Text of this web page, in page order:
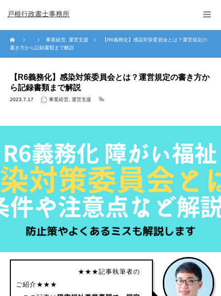
戸根行政書士事務所
事業経営 運営支援
【R6義務化】感染対策委員会とは？運営規定の
書き方から記録書類まで解説
【R6義務化】感染対策委員会とは？運営規定の書き方か
ら記録書類まで解説
2023.7.17 事業経営 運営支援
★★★記事執筆者の
ご紹介★★★